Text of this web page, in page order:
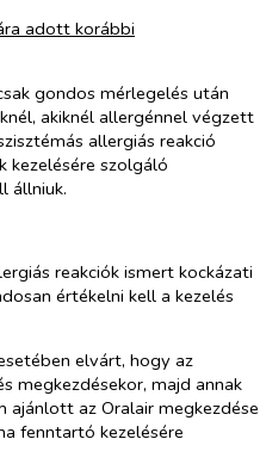
adott korábbi
gondos mérlegelés után
akiknél allergénnel végzett
allergiás reakció
kezelésére szolgáló
állniuk.
reakciók ismert kockázati
értékelni kell a kezelés
elvárt, hogy az
megkezdésekor, majd annak
ajánlott az Oralair megkezdése
fenntartó kezelésére